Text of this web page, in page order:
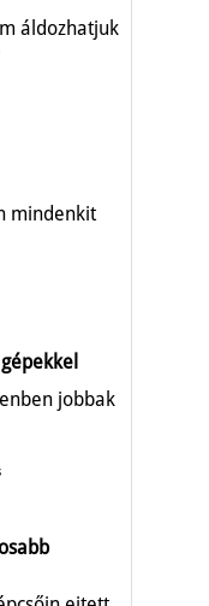
áldozhatjuk
mindenkit
jobbak